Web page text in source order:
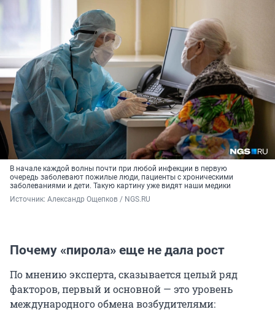
В начале каждой волны почти при любой инфекции в первую
очередь заболевают пожилые люди, пациенты с хроническими
заболеваниями и дети. Такую картину уже видят наши медики
Источник: Александр Ощепков / NGS.RU
Почему «пирола» еще не дала рост
По мнению эксперта, сказывается целый ряд
факторов, первый и основной — это уровень
международного обмена возбудителями: